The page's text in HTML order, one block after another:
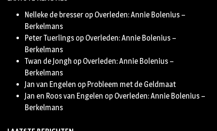
Nelleke de bresser op Overleden: Annie Bolenius –
Berkelmans
Peter Tuerlings op Overleden: Annie Bolenius –
Berkelmans
Twan de Jongh op Overleden: Annie Bolenius –
Berkelmans
Jan van Engelen op Probleem met de Geldmaat
Jan en Roos van Engelen op Overleden: Annie Bolenius –
Berkelmans